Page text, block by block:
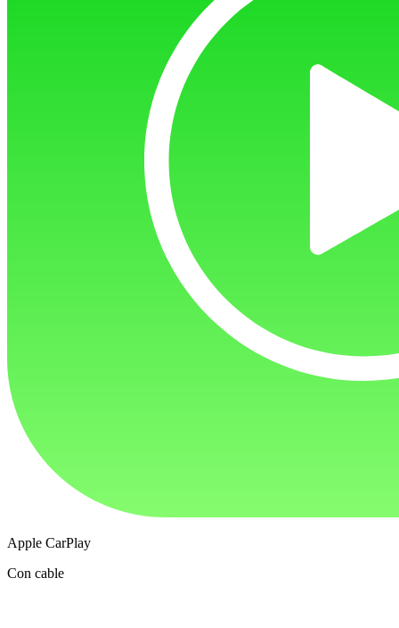
Apple CarPlay
Con cable